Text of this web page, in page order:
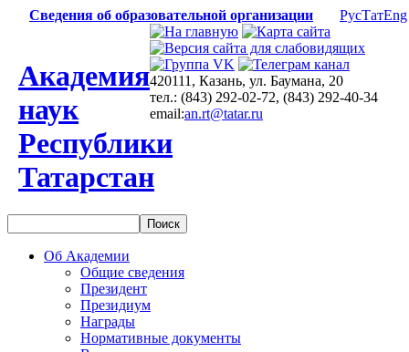
Сведения об образовательной организации РусТатEng
Академия
наук
Республики
Татарстан
420111, Казань, ул. Баумана, 20
тел.: (843) 292-02-72, (843) 292-40-34
email:an.rt@tatar.ru
Об Академии
Общие сведения
Президент
Президиум
Награды
Нормативные документы